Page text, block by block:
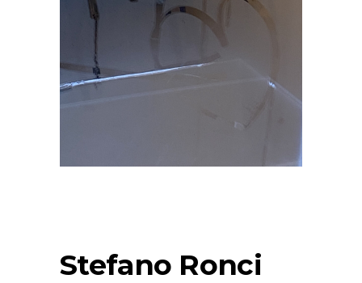
Stefano Ronci